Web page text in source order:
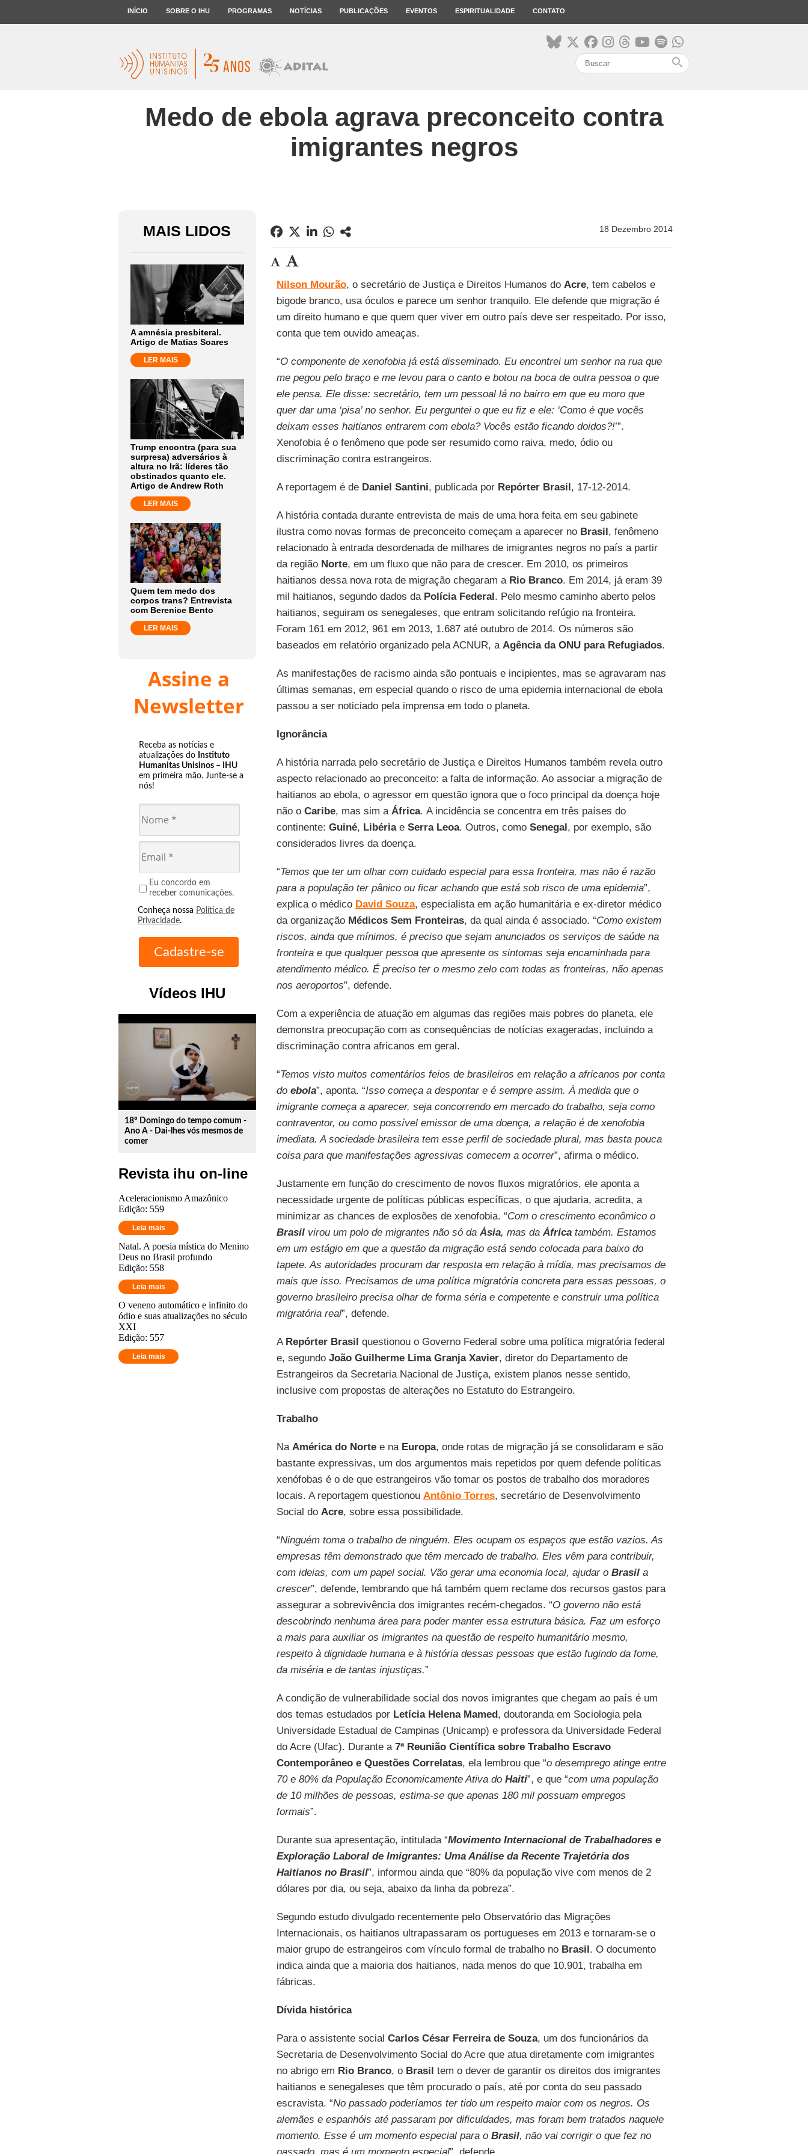
INÍCIO SOBRE O IHU PROGRAMAS NOTÍCIAS PUBLICAÇÕES EVENTOS ESPIRITUALIDADE CONTATO
search
Medo de ebola agrava preconceito contra
imigrantes negros
MAIS LIDOS
A amnésia presbiteral.
Artigo de Matias Soares
LER MAIS
Trump encontra (para sua
surpresa) adversários à
altura no Irã: líderes tão
obstinados quanto ele.
Artigo de Andrew Roth
LER MAIS
Quem tem medo dos
corpos trans? Entrevista
com Berenice Bento
LER MAIS
Assine a
Newsletter
Receba as notícias e
atualizações do Instituto
Humanitas Unisinos – IHU
em primeira mão. Junte-se a
nós!
Eu concordo em
receber comunicações.
Conheça nossa Política de
Privacidade.
Vídeos IHU
play_circle_outline
18º Domingo do tempo comum -
Ano A - Dai-lhes vós mesmos de
comer
Revista ihu on-line
Aceleracionismo Amazônico
Edição: 559
Leia mais
Natal. A poesia mística do Menino
Deus no Brasil profundo
Edição: 558
Leia mais
O veneno automático e infinito do
ódio e suas atualizações no século
XXI
Edição: 557
Leia mais
18 Dezembro 2014
Nilson Mourão, o secretário de Justiça e Direitos Humanos do Acre, tem cabelos e
bigode branco, usa óculos e parece um senhor tranquilo. Ele defende que migração é
um direito humano e que quem quer viver em outro país deve ser respeitado. Por isso,
conta que tem ouvido ameaças.
“O componente de xenofobia já está disseminado. Eu encontrei um senhor na rua que
me pegou pelo braço e me levou para o canto e botou na boca de outra pessoa o que
ele pensa. Ele disse: secretário, tem um pessoal lá no bairro em que eu moro que
quer dar uma ‘pisa’ no senhor. Eu perguntei o que eu fiz e ele: ‘Como é que vocês
deixam esses haitianos entrarem com ebola? Vocês estão ficando doidos?!’”.
Xenofobia é o fenômeno que pode ser resumido como raiva, medo, ódio ou
discriminação contra estrangeiros.
A reportagem é de Daniel Santini, publicada por Repórter Brasil, 17-12-2014.
A história contada durante entrevista de mais de uma hora feita em seu gabinete
ilustra como novas formas de preconceito começam a aparecer no Brasil, fenômeno
relacionado à entrada desordenada de milhares de imigrantes negros no país a partir
da região Norte, em um fluxo que não para de crescer. Em 2010, os primeiros
haitianos dessa nova rota de migração chegaram a Rio Branco. Em 2014, já eram 39
mil haitianos, segundo dados da Polícia Federal. Pelo mesmo caminho aberto pelos
haitianos, seguiram os senegaleses, que entram solicitando refúgio na fronteira.
Foram 161 em 2012, 961 em 2013, 1.687 até outubro de 2014. Os números são
baseados em relatório organizado pela ACNUR, a Agência da ONU para Refugiados.
As manifestações de racismo ainda são pontuais e incipientes, mas se agravaram nas
últimas semanas, em especial quando o risco de uma epidemia internacional de ebola
passou a ser noticiado pela imprensa em todo o planeta.
Ignorância
A história narrada pelo secretário de Justiça e Direitos Humanos também revela outro
aspecto relacionado ao preconceito: a falta de informação. Ao associar a migração de
haitianos ao ebola, o agressor em questão ignora que o foco principal da doença hoje
não o Caribe, mas sim a África. A incidência se concentra em três países do
continente: Guiné, LibériaeSerra Leoa. Outros, como Senegal, por exemplo, são
considerados livres da doença.
“Temos que ter um olhar com cuidado especial para essa fronteira, mas não é razão
para a população ter pânico ou ficar achando que está sob risco de uma epidemia”,
explica o médico David Souza, especialista em ação humanitária e ex-diretor médico
da organização Médicos Sem Fronteiras, da qual ainda é associado. “Como existem
riscos, ainda que mínimos, é preciso que sejam anunciados os serviços de saúde na
fronteira e que qualquer pessoa que apresente os sintomas seja encaminhada para
atendimento médico. É preciso ter o mesmo zelo com todas as fronteiras, não apenas
nos aeroportos”, defende.
Com a experiência de atuação em algumas das regiões mais pobres do planeta, ele
demonstra preocupação com as consequências de notícias exageradas, incluindo a
discriminação contra africanos em geral.
“Temos visto muitos comentários feios de brasileiros em relação a africanos por conta
do ebola”, aponta. “Isso começa a despontar e é sempre assim. À medida que o
imigrante começa a aparecer, seja concorrendo em mercado do trabalho, seja como
contraventor, ou como possível emissor de uma doença, a relação é de xenofobia
imediata. A sociedade brasileira tem esse perfil de sociedade plural, mas basta pouca
coisa para que manifestações agressivas comecem a ocorrer”, afirma o médico.
Justamente em função do crescimento de novos fluxos migratórios, ele aponta a
necessidade urgente de políticas públicas específicas, o que ajudaria, acredita, a
minimizar as chances de explosões de xenofobia. “Com o crescimento econômico o
Brasilvirou um polo de migrantes não só da Ásia, mas da Áfricatambém. Estamos
em um estágio em que a questão da migração está sendo colocada para baixo do
tapete. As autoridades procuram dar resposta em relação à mídia, mas precisamos de
mais que isso. Precisamos de uma política migratória concreta para essas pessoas, o
governo brasileiro precisa olhar de forma séria e competente e construir uma política
migratória real”, defende.
A Repórter Brasil questionou o Governo Federal sobre uma política migratória federal
e, segundo João Guilherme Lima Granja Xavier, diretor do Departamento de
Estrangeiros da Secretaria Nacional de Justiça, existem planos nesse sentido,
inclusive com propostas de alterações no Estatuto do Estrangeiro.
Trabalho
Na América do Nortee na Europa, onde rotas de migração já se consolidaram e são
bastante expressivas, um dos argumentos mais repetidos por quem defende políticas
xenófobas é o de que estrangeiros vão tomar os postos de trabalho dos moradores
locais. A reportagem questionou Antônio Torres, secretário de Desenvolvimento
Social do Acre, sobre essa possibilidade.
“Ninguém toma o trabalho de ninguém. Eles ocupam os espaços que estão vazios. As
empresas têm demonstrado que têm mercado de trabalho. Eles vêm para contribuir,
com ideias, com um papel social. Vão gerar uma economia local, ajudar o Brasila
crescer”, defende, lembrando que há também quem reclame dos recursos gastos para
assegurar a sobrevivência dos imigrantes recém-chegados. “O governo não está
descobrindo nenhuma área para poder manter essa estrutura básica. Faz um esforço
a mais para auxiliar os imigrantes na questão de respeito humanitário mesmo,
respeito à dignidade humana e à história dessas pessoas que estão fugindo da fome,
da miséria e de tantas injustiças.”
A condição de vulnerabilidade social dos novos imigrantes que chegam ao país é um
dos temas estudados por Letícia Helena Mamed, doutoranda em Sociologia pela
Universidade Estadual de Campinas (Unicamp) e professora da Universidade Federal
do Acre (Ufac). Durante a 7ª Reunião Científica sobre Trabalho Escravo
Contemporâneo e Questões Correlatas, ela lembrou que “o desemprego atinge entre
70 e 80% da População Economicamente Ativa do Haiti”, e que “com uma população
de 10 milhões de pessoas, estima-se que apenas 180 mil possuam empregos
formais”.
Durante sua apresentação, intitulada “Movimento Internacional de Trabalhadores e
Exploração Laboral de Imigrantes: Uma Análise da Recente Trajetória dos
Haitianos no Brasil”, informou ainda que “80% da população vive com menos de 2
dólares por dia, ou seja, abaixo da linha da pobreza”.
Segundo estudo divulgado recentemente pelo Observatório das Migrações
Internacionais, os haitianos ultrapassaram os portugueses em 2013 e tornaram-se o
maior grupo de estrangeiros com vínculo formal de trabalho no Brasil. O documento
indica ainda que a maioria dos haitianos, nada menos do que 10.901, trabalha em
fábricas.
Dívida histórica
Para o assistente social Carlos César Ferreira de Souza, um dos funcionários da
Secretaria de Desenvolvimento Social do Acre que atua diretamente com imigrantes
no abrigo em Rio Branco, o Brasil tem o dever de garantir os direitos dos imigrantes
haitianos e senegaleses que têm procurado o país, até por conta do seu passado
escravista. “No passado poderíamos ter tido um respeito maior com os negros. Os
alemães e espanhóis até passaram por dificuldades, mas foram bem tratados naquele
momento. Esse é um momento especial para o Brasil, não vai corrigir o que fez no